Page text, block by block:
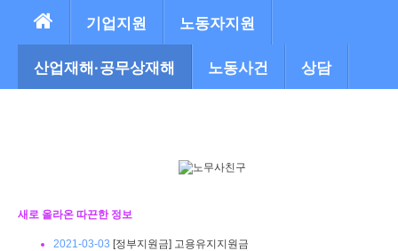
본문으로 바로가기
기업지원 노동자지원
산업재해·공무상재해 노동사건 상담
새로 올라온 따끈한 정보
2021-03-03 [정부지원금] 고용유지지원금